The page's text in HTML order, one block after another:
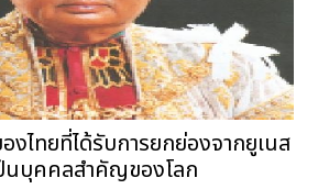
ไทยที่ได้รับการยกย่องจากยูเนส
นบุคคลสำคัญของโลก